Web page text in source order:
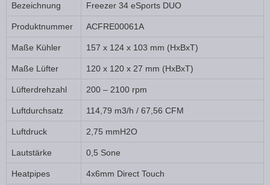
Bezeichnung Freezer 34 eSports DUO
Produktnummer ACFRE00061A
Maße Kühler 157 x 124 x 103 mm (HxBxT)
Maße Lüfter 120 x 120 x 27 mm (HxBxT)
Lüfterdrehzahl 200 – 2100 rpm
Luftdurchsatz 114,79 m3/h / 67,56 CFM
Luftdruck 2,75 mmH2O
Lautstärke 0,5 Sone
Heatpipes 4x6mm Direct Touch